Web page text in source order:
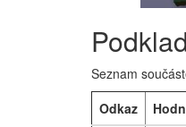
Seznam
Odkaz